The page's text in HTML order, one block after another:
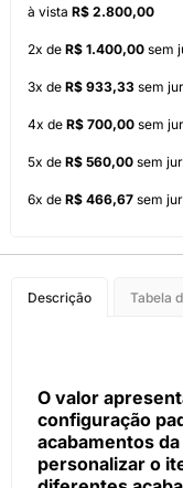
à vista R$ 2.800,00
2x de R$ 1.400,00 sem
3x de R$ 933,33 sem
4x de R$ 700,00 sem
5x de R$ 560,00 sem
6x de R$ 466,67 sem
Descrição Tabela
O valor
configuração
acabamentos
personalizar o